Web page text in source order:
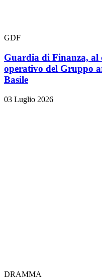
GDF
Guardia di Finanza, al
operativo del Gruppo
Basile
03 Luglio 2026
DRAMMA